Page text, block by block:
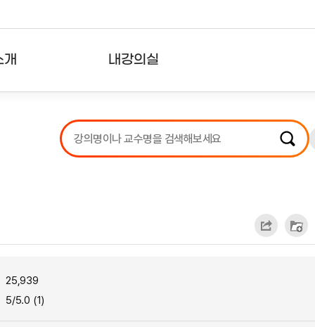
내강의실
강의리스트
수강확인증강의
25,939
5/5.0 (1)